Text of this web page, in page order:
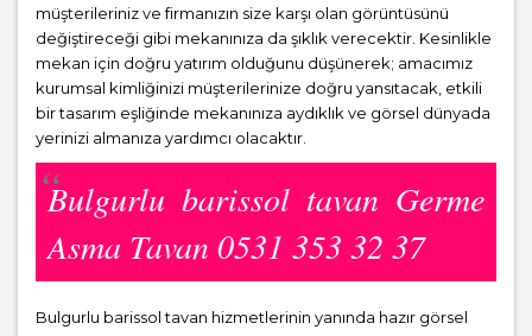
müşterileriniz ve firmanızın size karşı olan görüntüsünü
değiştireceği gibi mekanınıza da şıklık verecektir. Kesinlikle
mekan için doğru yatırım olduğunu düşünerek; amacımız
kurumsal kimliğinizi müşterilerinize doğru yansıtacak, etkili
bir tasarım eşliğinde mekanınıza aydıklık ve görsel dünyada
yerinizi almanıza yardımcı olacaktır.
Bulgurlu barissol tavan Germe
Asma Tavan 0531 353 32 37
Bulgurlu barissol tavan hizmetlerinin yanında hazır görsel